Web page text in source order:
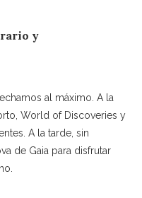
y
al máximo. A la
World of Discoveries y
A la tarde, sin
de Gaia para disfrutar